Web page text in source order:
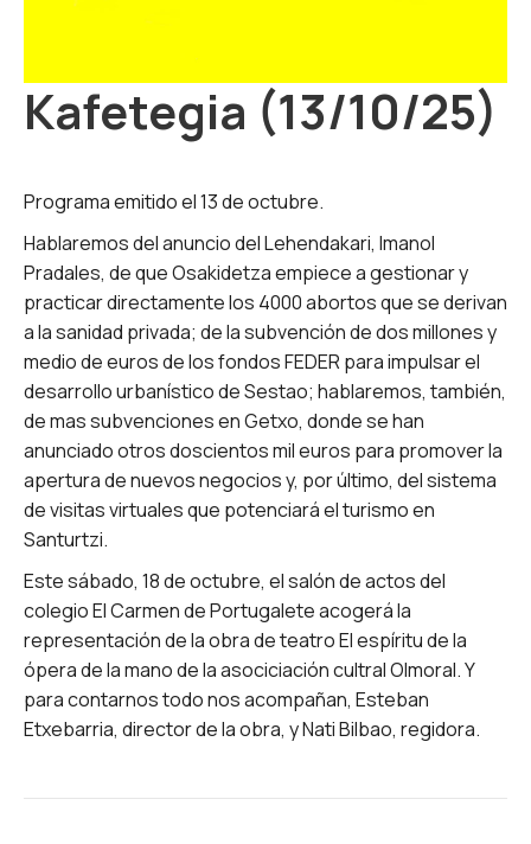
Kafetegia (13/10/25)
Programa emitido el 13 de octubre.
Hablaremos del anuncio del Lehendakari, Imanol
Pradales, de que Osakidetza empiece a gestionar y
practicar directamente los 4000 abortos que se derivan
a la sanidad privada; de la subvención de dos millones y
medio de euros de los fondos FEDER para impulsar el
desarrollo urbanístico de Sestao; hablaremos, también,
de mas subvenciones en Getxo, donde se han
anunciado otros doscientos mil euros para promover la
apertura de nuevos negocios y, por último, del sistema
de visitas virtuales que potenciará el turismo en
Santurtzi.
Este sábado, 18 de octubre, el salón de actos del
colegio El Carmen de Portugalete acogerá la
representación de la obra de teatro El espíritu de la
ópera de la mano de la asociciación cultral Olmoral. Y
para contarnos todo nos acompañan, Esteban
Etxebarria, director de la obra, y Nati Bilbao, regidora.